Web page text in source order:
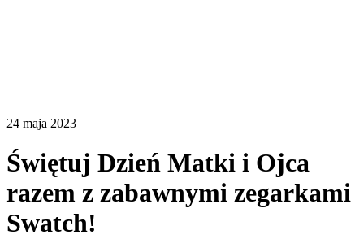
24 maja 2023
Świętuj Dzień Matki i Ojca
razem z zabawnymi zegarkami
Swatch!